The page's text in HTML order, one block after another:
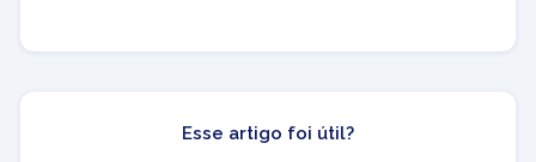
Esse artigo foi útil?